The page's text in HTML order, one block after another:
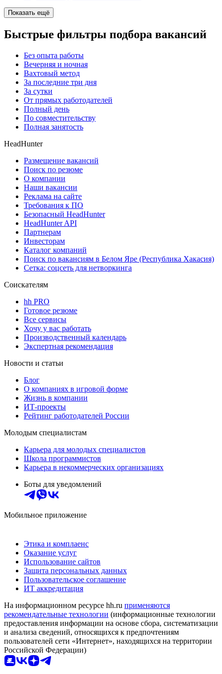
Показать ещё
Быстрые фильтры подбора вакансий
Без опыта работы
Вечерняя и ночная
Вахтовый метод
За последние три дня
За сутки
От прямых работодателей
Полный день
По совместительству
Полная занятость
HeadHunter
Размещение вакансий
Поиск по резюме
О компании
Наши вакансии
Реклама на сайте
Требования к ПО
Безопасный HeadHunter
HeadHunter API
Партнерам
Инвесторам
Каталог компаний
Поиск по вакансиям в Белом Яре (Республика Хакасия)
Сетка: соцсеть для нетворкинга
Соискателям
hh PRO
Готовое резюме
Все сервисы
Хочу у вас работать
Производственный календарь
Экспертная рекомендация
Новости и статьи
Блог
О компаниях в игровой форме
Жизнь в компании
ИТ-проекты
Рейтинг работодателей России
Молодым специалистам
Карьера для молодых специалистов
Школа программистов
Карьера в некоммерческих организациях
Боты для уведомлений
Мобильное приложение
Этика и комплаенс
Оказание услуг
Использование сайтов
Защита персональных данных
Пользовательское соглашение
ИТ аккредитация
На информационном ресурсе hh.ru применяются
рекомендательные технологии (информационные технологии
предоставления информации на основе сбора, систематизации
и анализа сведений, относящихся к предпочтениям
пользователей сети «Интернет», находящихся на территории
Российской Федерации)